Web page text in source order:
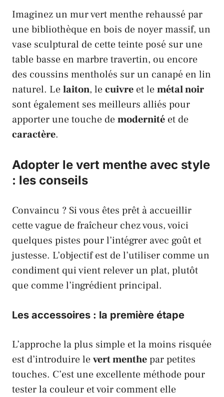
Imaginez un mur vert menthe rehaussé par
une bibliothèque en bois de noyer massif, un
vase sculptural de cette teinte posé sur une
table basse en marbre travertin, ou encore
des coussins mentholés sur un canapé en lin
naturel. Lelaiton, lecuivre et lemétal noir
sont également ses meilleurs alliés pour
apporter une touche demodernité et de
caractère.
Adopter le vert menthe avec style
: les conseils
Convaincu ? Si vous êtes prêt à accueillir
cette vague de fraîcheur chez vous, voici
quelques pistes pour l’intégrer avec goût et
justesse. L’objectif est de l’utiliser comme un
condiment qui vient relever un plat, plutôt
que comme l’ingrédient principal.
Les accessoires : la première étape
L’approche la plus simple et la moins risquée
est d’introduire levert menthepar petites
touches. C’est une excellente méthode pour
tester la couleur et voir comment elle